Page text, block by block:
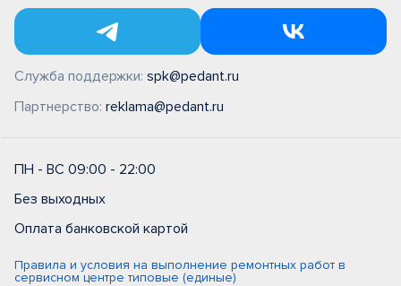
Служба поддержки: spk@pedant.ru
Партнерство: reklama@pedant.ru
ПН - ВС 09:00 - 22:00
Без выходных
Оплата банковской картой
Правила и условия на выполнение ремонтных работ в
сервисном центре типовые (единые)